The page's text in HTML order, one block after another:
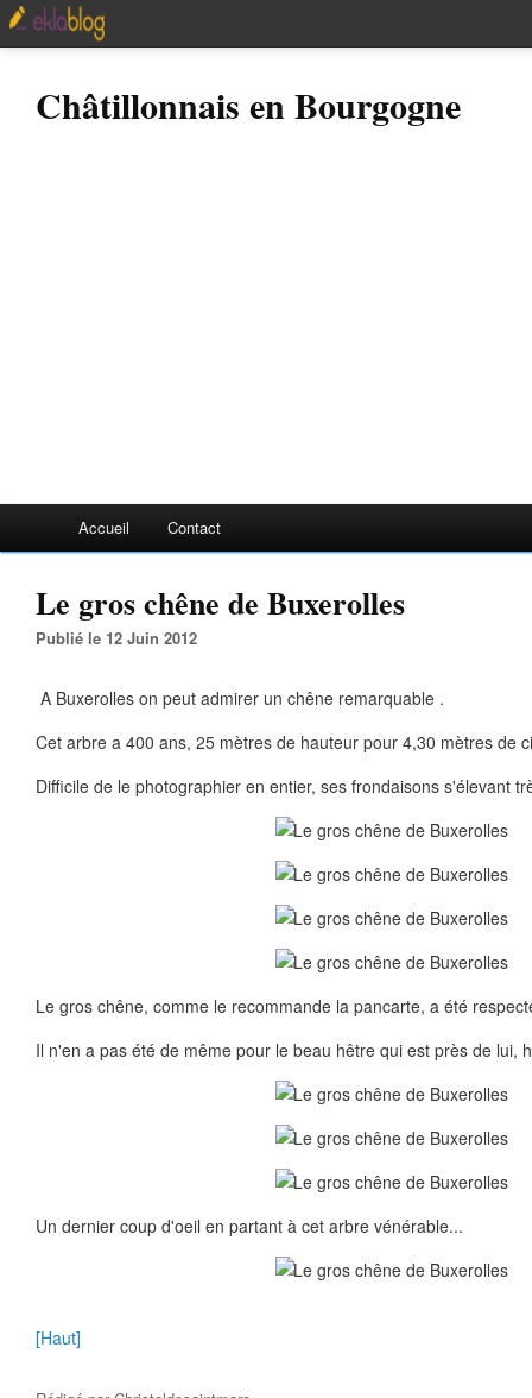
Châtillonnais en Bourgogne
Accueil Contact
Le gros chêne de Buxerolles
Publié le 12 Juin 2012
A Buxerolles on peut admirer un chêne remarquable .
Cet arbre a 400 ans, 25 mètres de hauteur pour 4,30 mètres de
Difficile de le photographier en entier, ses frondaisons s'élevant
Le gros chêne, comme le recommande la pancarte, a été
Il n'en a pas été de même pour le beau hêtre qui est près de lui,
Un dernier coup d'oeil en partant à cet arbre vénérable...
[Haut]